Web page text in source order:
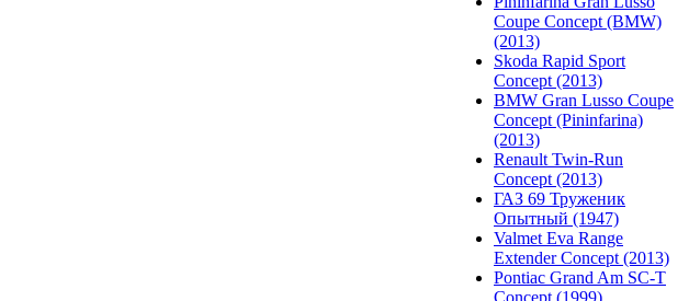
Coupe Concept (BMW)
(2013)
Skoda Rapid Sport
Concept (2013)
BMW Gran Lusso Coupe
Concept (Pininfarina)
(2013)
Renault Twin-Run
Concept (2013)
ГАЗ 69 Труженик
Опытный (1947)
Valmet Eva Range
Extender Concept (2013)
Pontiac Grand Am SC-T